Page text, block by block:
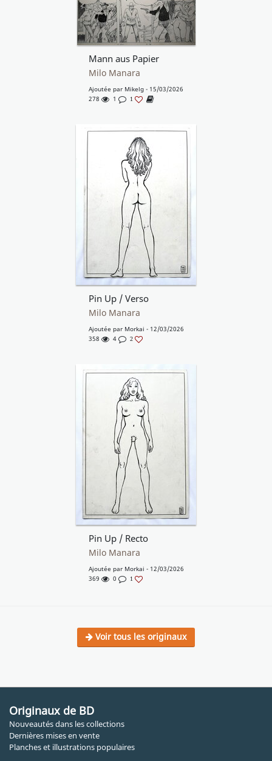
Mann aus Papier
Milo Manara
Ajoutée par Mikelg - 15/03/2026
278
1 1
Pin Up / Verso
Milo Manara
Ajoutée par Morkai - 12/03/2026
358
4 2
Pin Up / Recto
Milo Manara
Ajoutée par Morkai - 12/03/2026
369
0 1
Voir tous les originaux
Originaux de BD
Nouveautés dans les collections
Dernières mises en vente
Planches et illustrations populaires